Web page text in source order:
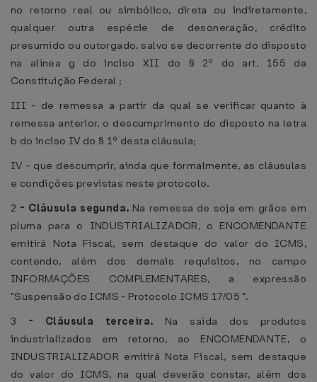
no retorno real ou simbólico, direta ou indiretamente,
qualquer outra espécie de desoneração, crédito
presumido ou outorgado, salvo se decorrente do disposto
na alínea g do inciso XII do § 2º do art. 155 da
Constituição Federal ;
III - de remessa a partir da qual se verificar quanto à
remessa anterior, o descumprimento do disposto na letra
b do inciso IV do § 1º desta cláusula;
IV - que descumprir, ainda que formalmente, as cláusulas
e condições previstas neste protocolo.
2 - Cláusula segunda. Na remessa de soja em grãos em
pluma para o INDUSTRIALIZADOR, o ENCOMENDANTE
emitirá Nota Fiscal, sem destaque do valor do ICMS,
contendo, além dos demais requisitos, no campo
INFORMAÇÕES COMPLEMENTARES, a expressão
"Suspensão do ICMS - Protocolo ICMS 17/05 ".
3 - Cláusula terceira. Na saída dos produtos
industrializados em retorno, ao ENCOMENDANTE, o
INDUSTRIALIZADOR emitirá Nota Fiscal, sem destaque
do valor do ICMS, na qual deverão constar, além dos